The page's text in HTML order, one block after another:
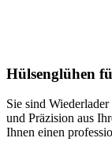
Hülsenglühen
Sie sind
und Präzision aus
Ihnen einen